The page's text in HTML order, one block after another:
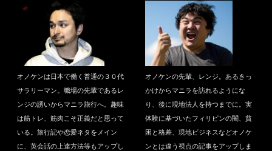
オノケンは日本で働く普通の３０代
サラリーマン。職場の先輩であるレ
ンジの誘いからマニラ旅行へ。趣味
は筋トレ、筋肉こそ正義だと思って
いる。旅行記や恋愛ネタをメイン
に、英会話の上達方法等もアップし
オノケンの先輩、レンジ。あるきっ
かけからマニラを訪れるようにな
り、後に現地法人を持つまでに。実
体験に基づいたフィリピンの闇、貧
困と格差、現地ビジネスなどオノケ
ンとは違う視点の記事をアップしま